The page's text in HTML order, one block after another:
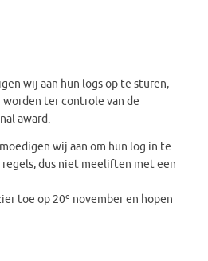
wij aan hun logs op te sturen,
ter controle van de
award.
wij aan om hun log in te
dus niet meeliften met een
toe op 20e november en hopen